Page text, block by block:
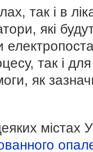
так і в
які
так і для
як
містах